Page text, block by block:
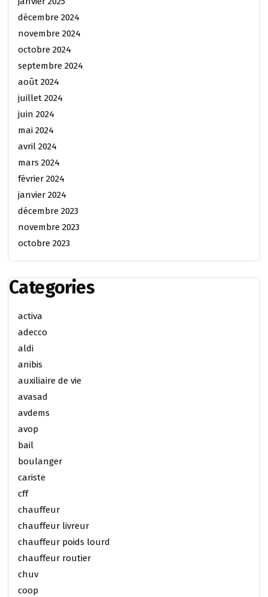
décembre 2024
novembre 2024
octobre 2024
septembre 2024
août 2024
juillet 2024
juin 2024
mai 2024
avril 2024
mars 2024
février 2024
janvier 2024
décembre 2023
novembre 2023
octobre 2023
Categories
activa
adecco
aldi
anibis
auxiliaire de vie
avasad
avdems
avop
bail
boulanger
cariste
cff
chauffeur
chauffeur livreur
chauffeur poids lourd
chauffeur routier
chuv
coop